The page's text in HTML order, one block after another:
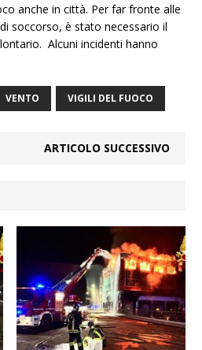
anche in città. Per far fronte alle
soccorso, è stato necessario il
Alcuni incidenti hanno
VENTO VIGILI DEL FUOCO
ARTICOLO SUCCESSIVO